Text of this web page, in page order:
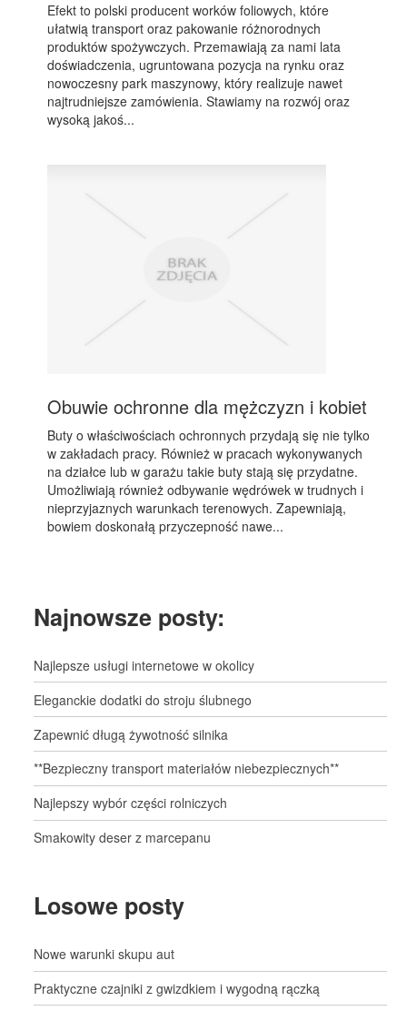
Efekt to polski producent worków foliowych, które
ułatwią transport oraz pakowanie różnorodnych
produktów spożywczych. Przemawiają za nami lata
doświadczenia, ugruntowana pozycja na rynku oraz
nowoczesny park maszynowy, który realizuje nawet
najtrudniejsze zamówienia. Stawiamy na rozwój oraz
wysoką jakoś...
Obuwie ochronne dla mężczyzn i kobiet
Buty o właściwościach ochronnych przydają się nie tylko
w zakładach pracy. Również w pracach wykonywanych
na działce lub w garażu takie buty stają się przydatne.
Umożliwiają również odbywanie wędrówek w trudnych i
nieprzyjaznych warunkach terenowych. Zapewniają,
bowiem doskonałą przyczepność nawe...
Najnowsze posty:
Najlepsze usługi internetowe w okolicy
Eleganckie dodatki do stroju ślubnego
Zapewnić długą żywotność silnika
**Bezpieczny transport materiałów niebezpiecznych**
Najlepszy wybór części rolniczych
Smakowity deser z marcepanu
Losowe posty
Nowe warunki skupu aut
Praktyczne czajniki z gwizdkiem i wygodną rączką